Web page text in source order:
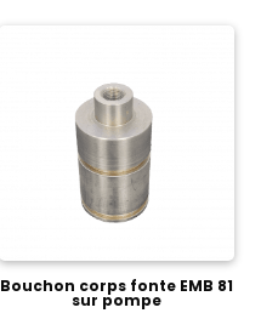
Bouchon corps fonte EMB 81
sur pompe